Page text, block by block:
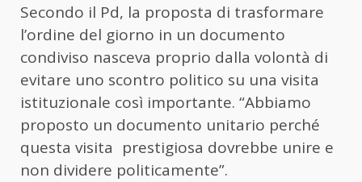
Secondo il Pd, la proposta di trasformare
l’ordine del giorno in un documento
condiviso nasceva proprio dalla volontà di
evitare uno scontro politico su una visita
istituzionale così importante. “Abbiamo
proposto un documento unitario perché
questa visita prestigiosa dovrebbe unire e
non dividere politicamente”.